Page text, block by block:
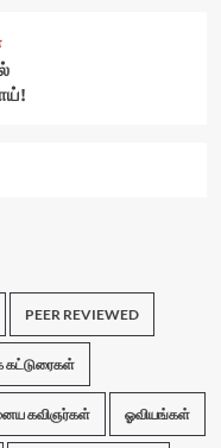
PEER REVIEWED
கட்டுரைகள்
கவிஞர்கள் ஓவியங்கள்